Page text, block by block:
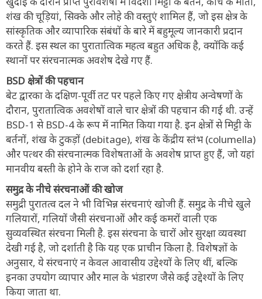
शंख की चूड़ियां, सिक्के और लोहे की वस्तुएं शामिल हैं, जो इस क्षेत्र के
सांस्कृतिक और व्यापारिक संबंधों के बारे में बहुमूल्य जानकारी प्रदान
करते हैं. इस स्थल का पुरातात्विक महत्व बहुत अधिक है, क्योंकि कई
स्थानों पर संरचनात्मक अवशेष देखे गए हैं.
BSD क्षेत्रों की पहचान
बेट द्वारका के दक्षिण-पूर्वी तट पर पहले किए गए क्षेत्रीय अन्वेषणों के
दौरान, पुरातात्विक अवशेषों वाले चार क्षेत्रों की पहचान की गई थी. उन्हें
BSD-1 से BSD-4 के रूप में नामित किया गया है. इन क्षेत्रों से मिट्टी के
बर्तनों, शंख के टुकड़ों (debitage), शंख के केंद्रीय स्तंभ (columella)
और पत्थर की संरचनात्मक विशेषताओं के अवशेष प्राप्त हुए हैं, जो यहां
मानवीय बस्ती के होने के राज को दर्शा रहा है.
समुद्र के नीचे संरचनाओं की खोज
समुद्री पुरातत्व दल ने भी विभिन्न संरचनाएं खोजी हैं. समुद्र के नीचे खुले
गलियारों, गलियों जैसी संरचनाओं और कई कमरों वाली एक
सुव्यवस्थित संरचना मिली है. इस संरचना के चारों ओर सुरक्षा व्यवस्था
देखी गई है, जो दर्शाती है कि यह एक प्राचीन किला है. विशेषज्ञों के
अनुसार, ये संरचनाएं न केवल आवासीय उद्देश्यों के लिए थीं, बल्कि
इनका उपयोग व्यापार और माल के भंडारण जैसे कई उद्देश्यों के लिए
किया जाता था.